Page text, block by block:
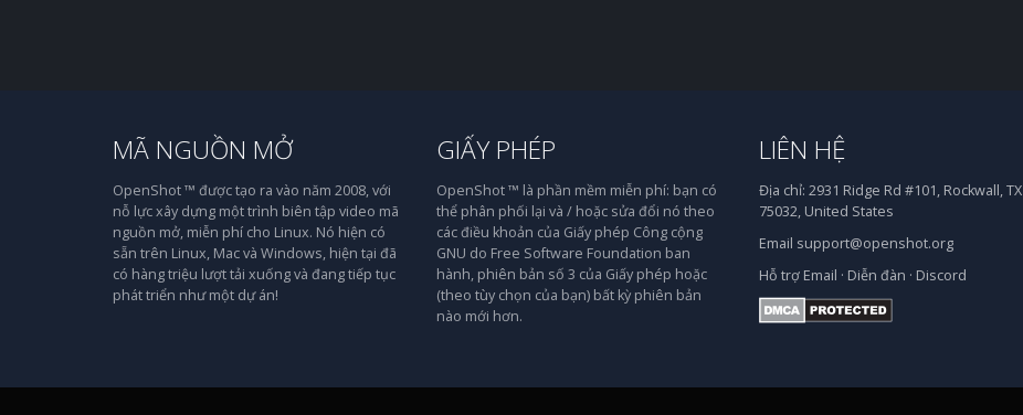
MÃ NGUỒN MỞ
OpenShot ™ được tạo ra vào năm 2008, với
nỗ lực xây dựng một trình biên tập video mã
nguồn mở, miễn phí cho Linux. Nó hiện có
sẵn trên Linux, Mac và Windows, hiện tại đã
có hàng triệu lượt tải xuống và đang tiếp tục
phát triển như một dự án!
GIẤY PHÉP
OpenShot ™ là phần mềm miễn phí: bạn có
thể phân phối lại và / hoặc sửa đổi nó theo
các điều khoản của Giấy phép Công cộng
GNU do Free Software Foundation ban
hành, phiên bản số 3 của Giấy phép hoặc
(theo tùy chọn của bạn) bất kỳ phiên bản
nào mới hơn.
LIÊN HỆ
Địa chỉ: 2931 Ridge Rd #101, Rockwall, TX
75032, United States
Email support@openshot.org
Hỗ trợ Email · Diễn đàn · Discord